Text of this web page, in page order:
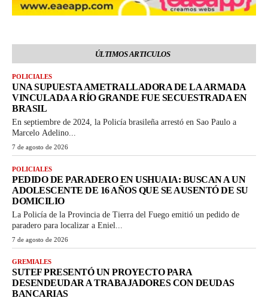
ÚLTIMOS ARTICULOS
POLICIALES
UNA SUPUESTA AMETRALLADORA DE LA ARMADA
VINCULADA A RÍO GRANDE FUE SECUESTRADA EN
BRASIL
En septiembre de 2024, la Policía brasileña arrestó en Sao Paulo a
Marcelo Adelino...
7 de agosto de 2026
POLICIALES
PEDIDO DE PARADERO EN USHUAIA: BUSCAN A UN
ADOLESCENTE DE 16 AÑOS QUE SE AUSENTÓ DE SU
DOMICILIO
La Policía de la Provincia de Tierra del Fuego emitió un pedido de
paradero para localizar a Eniel...
7 de agosto de 2026
GREMIALES
SUTEF PRESENTÓ UN PROYECTO PARA
DESENDEUDAR A TRABAJADORES CON DEUDAS
BANCARIAS